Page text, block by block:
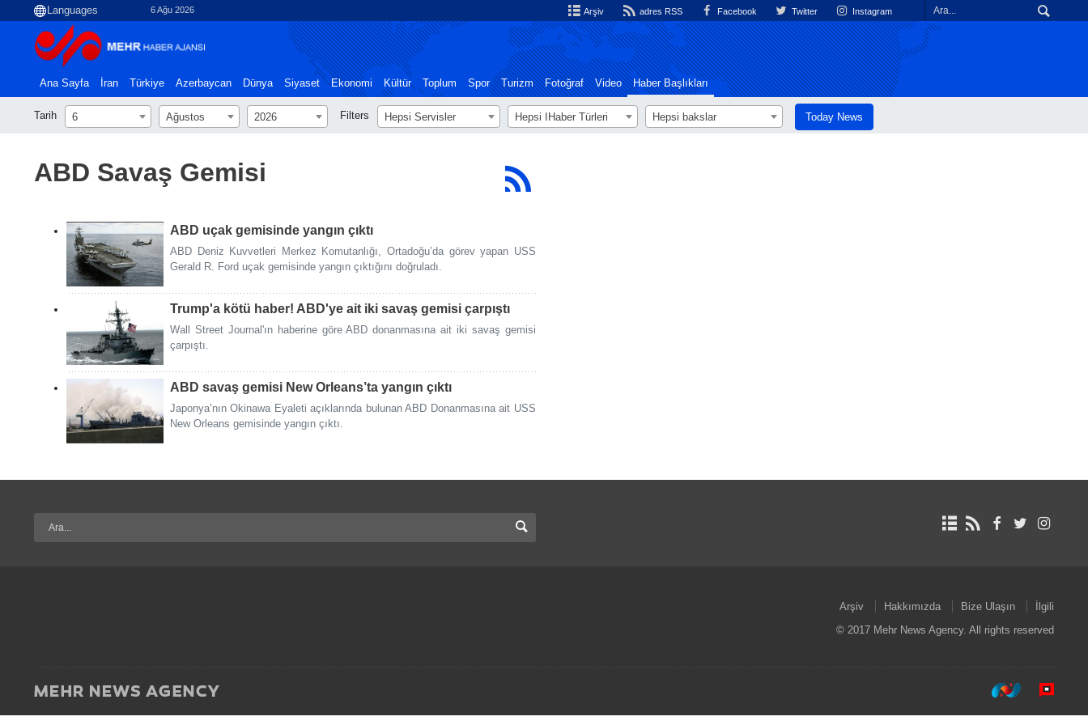
6 Ağu 2026 Arşiv adres RSS Facebook Twitter Instagram
Ana Sayfa İran Türkiye Azerbaycan Dünya Siyaset Ekonomi Kültür Toplum Spor Turizm Fotoğraf Video Haber Başlıkları
Tarih 6 Ağustos 2026 Filters Hepsi Servisler Hepsi اHaber Türleri Hepsi bakslar Today News
ABD Savaş Gemisi
ABD uçak gemisinde yangın çıktı
ABD Deniz Kuvvetleri Merkez Komutanlığı, Ortadoğu’da görev yapan USS
Gerald R. Ford uçak gemisinde yangın çıktığını doğruladı.
Trump'a kötü haber! ABD'ye ait iki savaş gemisi çarpıştı
Wall Street Journal'ın haberine göre ABD donanmasına ait iki savaş gemisi
çarpıştı.
ABD savaş gemisi New Orleans’ta yangın çıktı
Japonya’nın Okinawa Eyaleti açıklarında bulunan ABD Donanmasına ait USS
New Orleans gemisinde yangın çıktı.
Arşiv Hakkımızda Bize Ulaşın
İlgili
© 2017 Mehr News Agency. All rights reserved